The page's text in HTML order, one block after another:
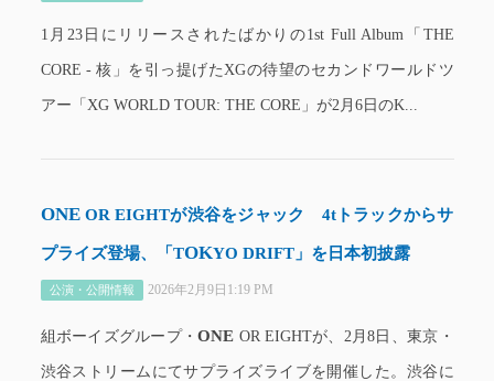
1月23日にリリースされたばかりの1st Full Album「THE
CORE - 核」を引っ提げたXGの待望のセカンドワールドツ
アー「XG WORLD TOUR: THE CORE」が2月6日のK...
ONEOR EIGHTが渋谷をジャック 4tトラックからサ
プライズ登場、「TOKYO DRIFT」を日本初披露
公演・公開情報 2026年2月9日1:19 PM
組ボーイズグループ・ONE OR EIGHTが、2月8日、東京・
渋谷ストリームにてサプライズライブを開催した。渋谷に